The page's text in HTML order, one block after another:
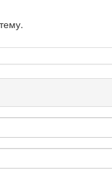
интеллектуальную...